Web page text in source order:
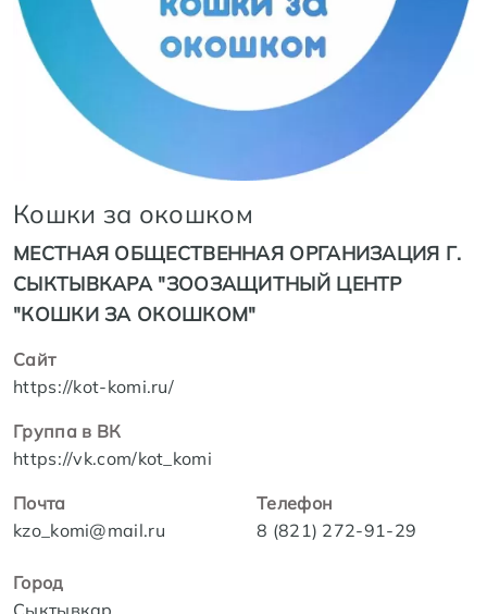
Кошки за окошком
МЕСТНАЯ ОБЩЕСТВЕННАЯ ОРГАНИЗАЦИЯ Г.
СЫКТЫВКАРА "ЗООЗАЩИТНЫЙ ЦЕНТР
"КОШКИ ЗА ОКОШКОМ"
Сайт
https://kot-komi.ru/
Группа в ВК
https://vk.com/kot_komi
Почта
kzo_komi@mail.ru
Телефон
8 (821) 272-91-29
Город